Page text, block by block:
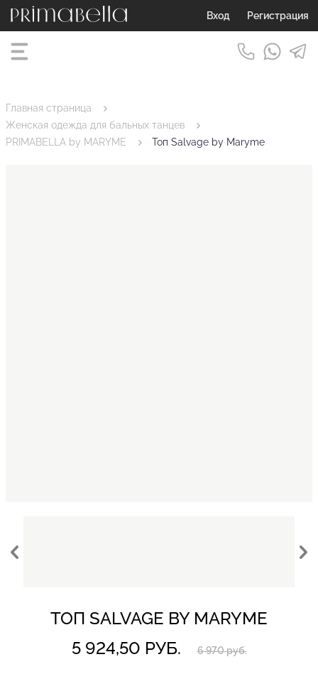
Вход Регистрация
Главная страница
Женская одежда для бальных танцев
PRIMABELLA by MARYME
Топ Salvage by Maryme
ТОП SALVAGE BY MARYME
5 924,50 РУБ.
6 970 руб.